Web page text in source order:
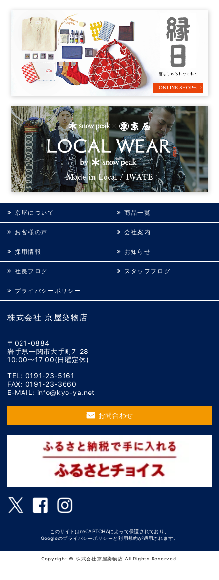
株式会社 京屋染物店
〒021-0884
岩手県一関市大手町7-28
10:00〜17:00(日曜定休)
TEL: 0191-23-5161
FAX: 0191-23-3660
E-MAIL: info@kyo-ya.net
お問合わせ
京屋について 商品一覧
お客様の声 会社案内
採用情報 お知らせ
社長ブログ スタッフブログ
プライバシーポリシー
このサイトはreCAPTCHAによって保護されており、
Googleのプライバシーポリシー と利用規約が適用されます。
Copyright © 株式会社京屋染物店 All Rights Reserved.